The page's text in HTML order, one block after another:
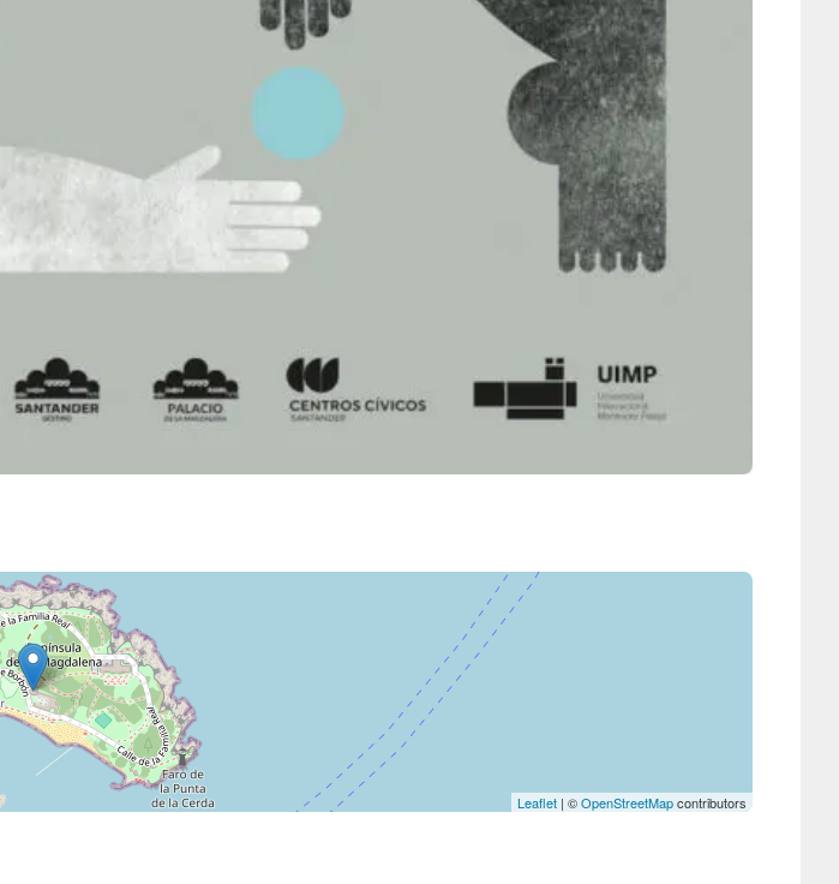
Leaflet | ©OpenStreetMapcontributors